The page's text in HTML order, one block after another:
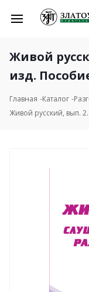
Живой
изд.
Главная Каталог
Живой русский, вып.